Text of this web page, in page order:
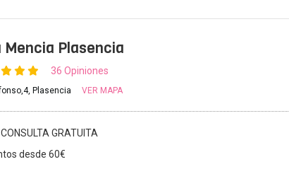
Mencia Plasencia
36 Opiniones
Plasencia VER MAPA
GRATUITA
desde 60€